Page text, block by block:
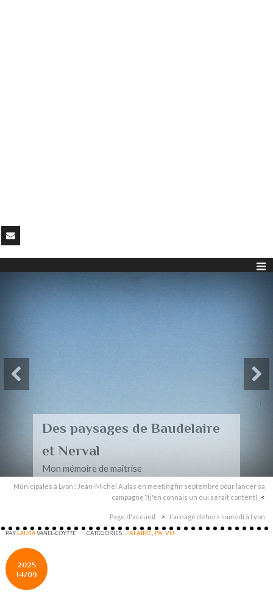
Des paysages de Baudelaire
et Nerval
Mon mémoire de maîtrise
Municipales à Lyon : Jean-Michel Aulas en meeting fin septembre pour lancer sa
campagne ?(j'en connais un qui serait content)
Page d'accueil J'ai nagé dehors samedi à Lyon
PARLAURAVANEL-COYTTE CATÉGORIES : J'AI AIMÉ J'AI VU
2025
14/09